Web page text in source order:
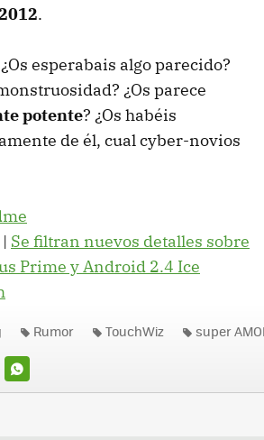
.
esperabais algo parecido?
¿Os parece
potente? ¿Os habéis
de él, cual cyber-novios
Se filtran nuevos detalles sobre
Prime y Android 2.4 Ice
WHATSAPP
Rumor TouchWiz super